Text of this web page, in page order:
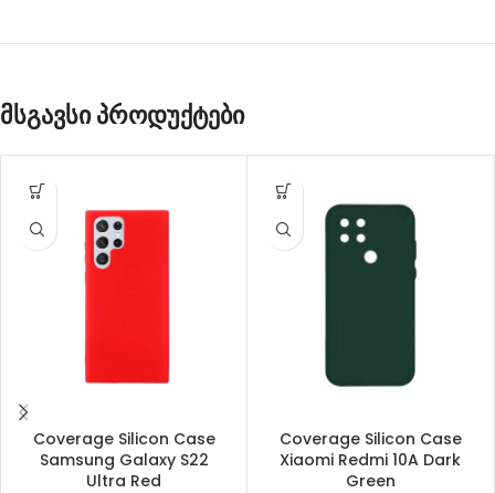
მსგავსი პროდუქტები
Coverage Silicon Case
Samsung Galaxy S22
Ultra Red
Coverage Silicon Case
Xiaomi Redmi 10A Dark
Green